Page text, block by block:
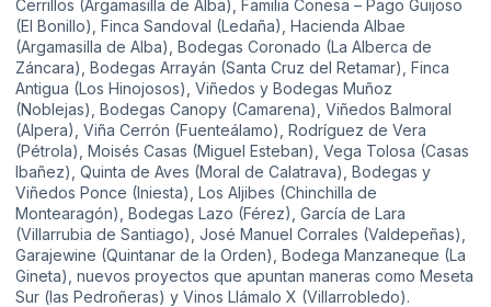
Cerrillos (Argamasilla de Alba), Familia Conesa – Pago Guijoso
(El Bonillo), Finca Sandoval (Ledaña), Hacienda Albae
(Argamasilla de Alba), Bodegas Coronado (La Alberca de
Záncara), Bodegas Arrayán (Santa Cruz del Retamar), Finca
Antigua (Los Hinojosos), Viñedos y Bodegas Muñoz
(Noblejas), Bodegas Canopy (Camarena), Viñedos Balmoral
(Alpera), Viña Cerrón (Fuenteálamo), Rodríguez de Vera
(Pétrola), Moisés Casas (Miguel Esteban), Vega Tolosa (Casas
Ibañez), Quinta de Aves (Moral de Calatrava), Bodegas y
Viñedos Ponce (Iniesta), Los Aljibes (Chinchilla de
Montearagón), Bodegas Lazo (Férez), García de Lara
(Villarrubia de Santiago), José Manuel Corrales (Valdepeñas),
Garajewine (Quintanar de la Orden), Bodega Manzaneque (La
Gineta), nuevos proyectos que apuntan maneras como Meseta
Sur (las Pedroñeras) y Vinos Llámalo X (Villarrobledo).